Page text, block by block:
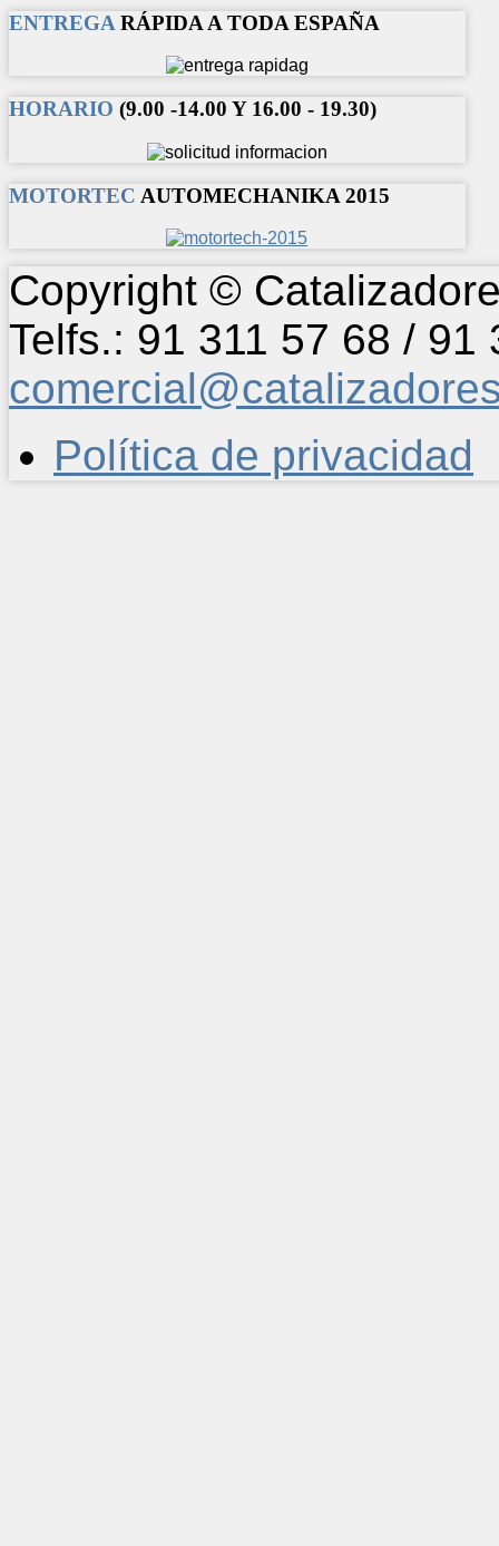
ENTREGA RÁPIDA A TODA ESPAÑA
HORARIO (9.00 -14.00 Y 16.00 - 19.30)
MOTORTEC AUTOMECHANIKA 2015
Copyright ©
Telfs.: 91 311 57 68 /
Política de privacidad